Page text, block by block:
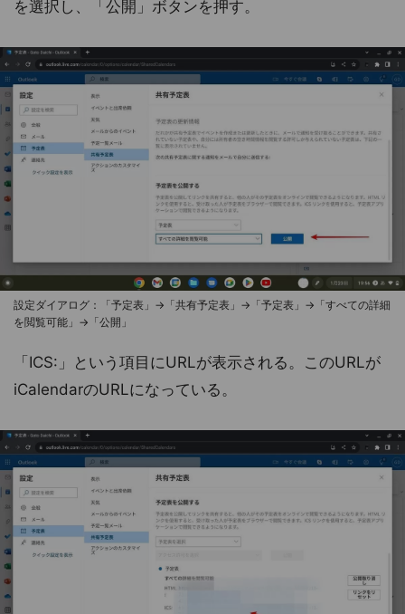
を選択し、「公開」ボタンを押す。
設定ダイアログ：「予定表」→「共有予定表」→「予定表」→「すべての詳細
を閲覧可能」→「公開」
「ICS:」という項目にURLが表示される。このURLが
iCalendarのURLになっている。